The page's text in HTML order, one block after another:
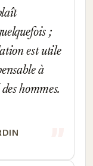
;
est utile
à
hommes.